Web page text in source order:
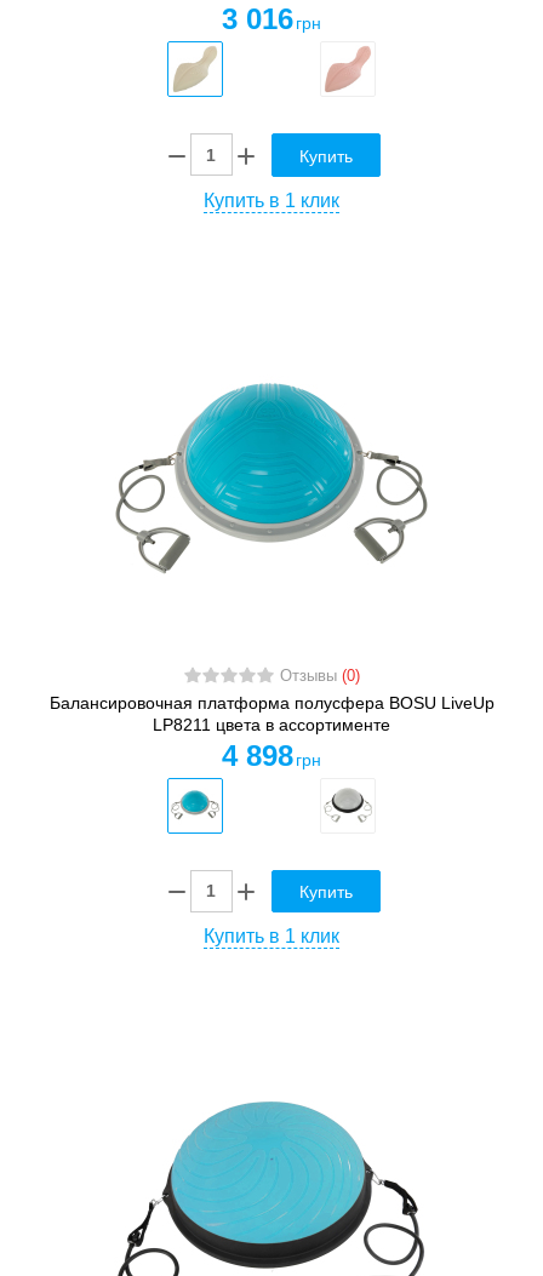
3 016 грн
Купить
Купить в 1 клик
Отзывы (0)
Балансировочная платформа полусфера BOSU LiveUp
LP8211 цвета в ассортименте
4 898 грн
Купить
Купить в 1 клик